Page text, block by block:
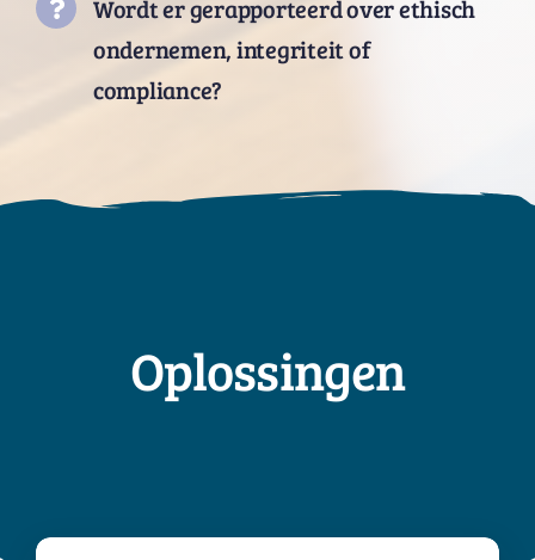
Wordt er gerapporteerd over ethisch
ondernemen, integriteit of
compliance?
Oplossingen